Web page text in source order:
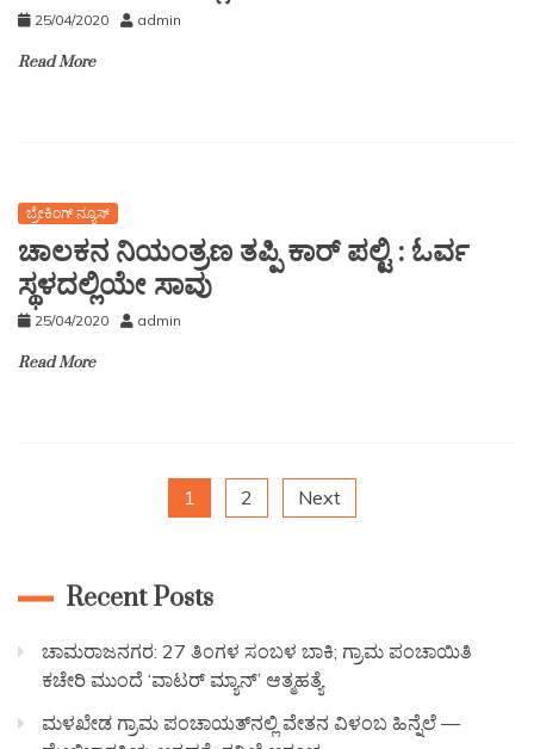
25/04/2020 admin
Read More
ಬ್ರೇಕಿಂಗ್ ನ್ಯೂಸ್
ಚಾಲಕನ ನಿಯಂತ್ರಣ ತಪ್ಪಿ ಕಾರ್ ಪಲ್ಟಿ : ಓರ್ವ
ಸ್ಥಳದಲ್ಲಿಯೇ ಸಾವು
25/04/2020 admin
Read More
1 2 Next
Recent Posts
ಚಾಮರಾಜನಗರ: 27 ತಿಂಗಳ ಸಂಬಳ ಬಾಕಿ; ಗ್ರಾಮ ಪಂಚಾಯಿತಿ
ಕಚೇರಿ ಮುಂದೆ ‘ವಾಟರ್ ಮ್ಯಾನ್’ ಆತ್ಮಹತ್ಯೆ
ಮಳಖೇಡ ಗ್ರಾಮ ಪಂಚಾಯತ್‌ನಲ್ಲಿ ವೇತನ ವಿಳಂಬ ಹಿನ್ನೆಲೆ —